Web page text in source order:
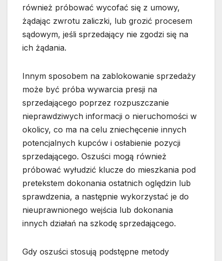
również próbować wycofać się z umowy,
żądając zwrotu zaliczki, lub grozić procesem
sądowym, jeśli sprzedający nie zgodzi się na
ich żądania.
Innym sposobem na zablokowanie sprzedaży
może być próba wywarcia presji na
sprzedającego poprzez rozpuszczanie
nieprawdziwych informacji o nieruchomości w
okolicy, co ma na celu zniechęcenie innych
potencjalnych kupców i osłabienie pozycji
sprzedającego. Oszuści mogą również
próbować wyłudzić klucze do mieszkania pod
pretekstem dokonania ostatnich oględzin lub
sprawdzenia, a następnie wykorzystać je do
nieuprawnionego wejścia lub dokonania
innych działań na szkodę sprzedającego.
Gdy oszuści stosują podstępne metody